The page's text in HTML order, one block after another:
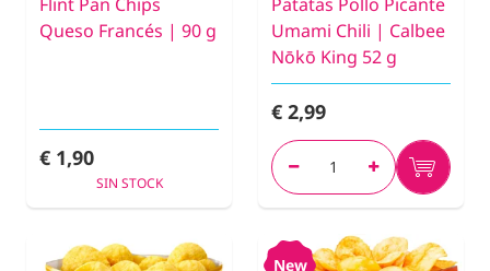
Queso Francés | 90 g
€ 1,90
SIN STOCK
Umami Chili | Calbee
Nōkō King 52 g
€ 2,99
New